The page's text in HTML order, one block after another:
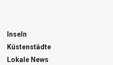
Inseln
Küstenstädte
Lokale News